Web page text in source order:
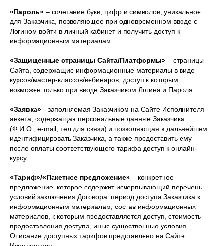
«Пароль» – сочетание букв, цифр и символов, уникальное
для Заказчика, позволяющее при одновременном вводе с
Логином войти в личный кабинет и получить доступ к
информационным материалам.
«Защищенные страницы Сайта/Платформы» – страницы
Сайта, содержащие информационные материалы в виде
курсов/мастер-классов/вебинаров, доступ к которым
возможен только при вводе Заказчиком Логина и Пароля.
«Заявка» - заполняемая Заказчиком на Сайте Исполнителя
анкета, содержащая персональные данные Заказчика
(Ф.И.О., e-mail, тел для связи) и позволяющая в дальнейшем
идентифицировать Заказчика, а также предоставить ему
после оплаты соответствующего тарифа доступ к онлайн-
курсу.
«Тариф»/«Пакетное предложение» – конкретное
предложение, которое содержит исчерпывающий перечень
условий заключения Договора: период доступа Заказчика к
информационным материалам, состав информационных
материалов, к которым предоставляется доступ, стоимость
предоставления доступа, иные существенные условия.
Описание доступных тарифов представлено на Сайте